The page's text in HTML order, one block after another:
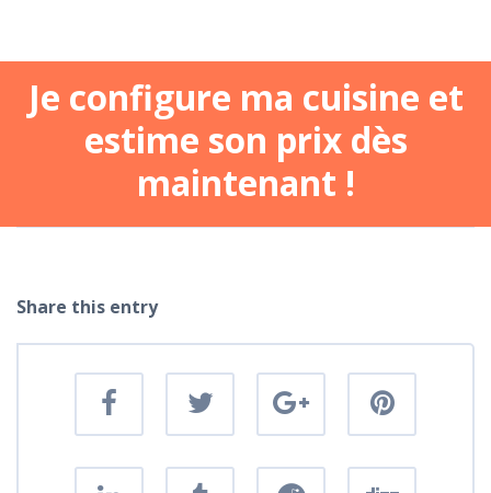
Je configure ma cuisine et
estime son prix dès
maintenant !
Share this entry